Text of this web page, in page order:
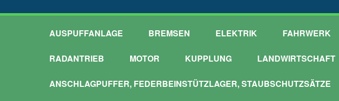
AUSPUFFANLAGE BREMSEN ELEKTRIK FAHRWERK
RADANTRIEB MOTOR KUPPLUNG LANDWIRTSCHAFT
ANSCHLAGPUFFER, FEDERBEINSTÜTZLAGER, STAUBSCHUTZSÄTZE